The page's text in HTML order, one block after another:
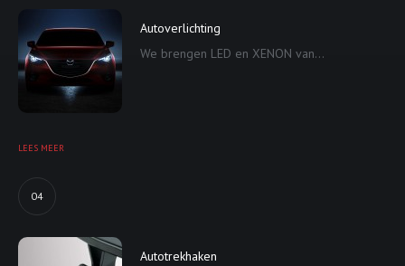
Autoverlichting
We brengen LED en XENON van...
LEES MEER
04
Autotrekhaken